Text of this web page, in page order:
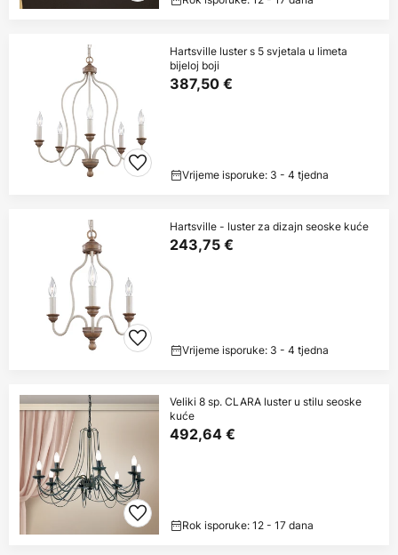
Hartsville luster s 5 svjetala u limeta
bijeloj boji
387,50 €
Vrijeme isporuke: 3 - 4 tjedna
Hartsville - luster za dizajn seoske kuće
243,75 €
Vrijeme isporuke: 3 - 4 tjedna
Veliki 8 sp. CLARA luster u stilu seoske
kuće
492,64 €
Rok isporuke: 12 - 17 dana